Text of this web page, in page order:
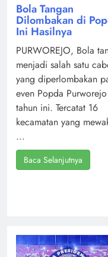
Bola Tangan
Dilombakan di
Ini Hasilnya
PURWOREJO, Bola
menjadi salah satu
yang diperlombakan
even Popda Purworejo
tahun ini. Tercatat 16
kecamatan yang
...
Baca Selanjutnya